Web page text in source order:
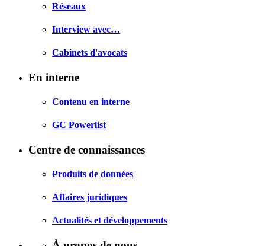
Réseaux
Interview avec…
Cabinets d'avocats
En interne
Contenu en interne
GC Powerlist
Centre de connaissances
Produits de données
Affaires juridiques
Actualités et développements